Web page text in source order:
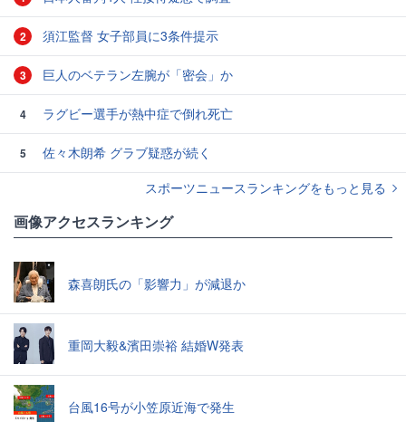
2 須江監督 女子部員に3条件提示
3 巨人のベテラン左腕が「密会」か
4 ラグビー選手が熱中症で倒れ死亡
5
佐々木朗希 グラブ疑惑が続く
スポーツニュースランキングをもっと見る
画像アクセスランキング
森喜朗氏の「影響力」が減退か
重岡大毅&濱田崇裕 結婚W発表
台風16号が小笠原近海で発生